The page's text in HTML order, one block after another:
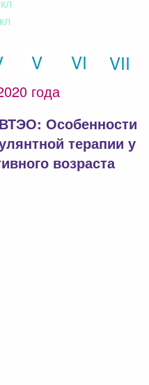
года
Особенности
терапии у
возраста